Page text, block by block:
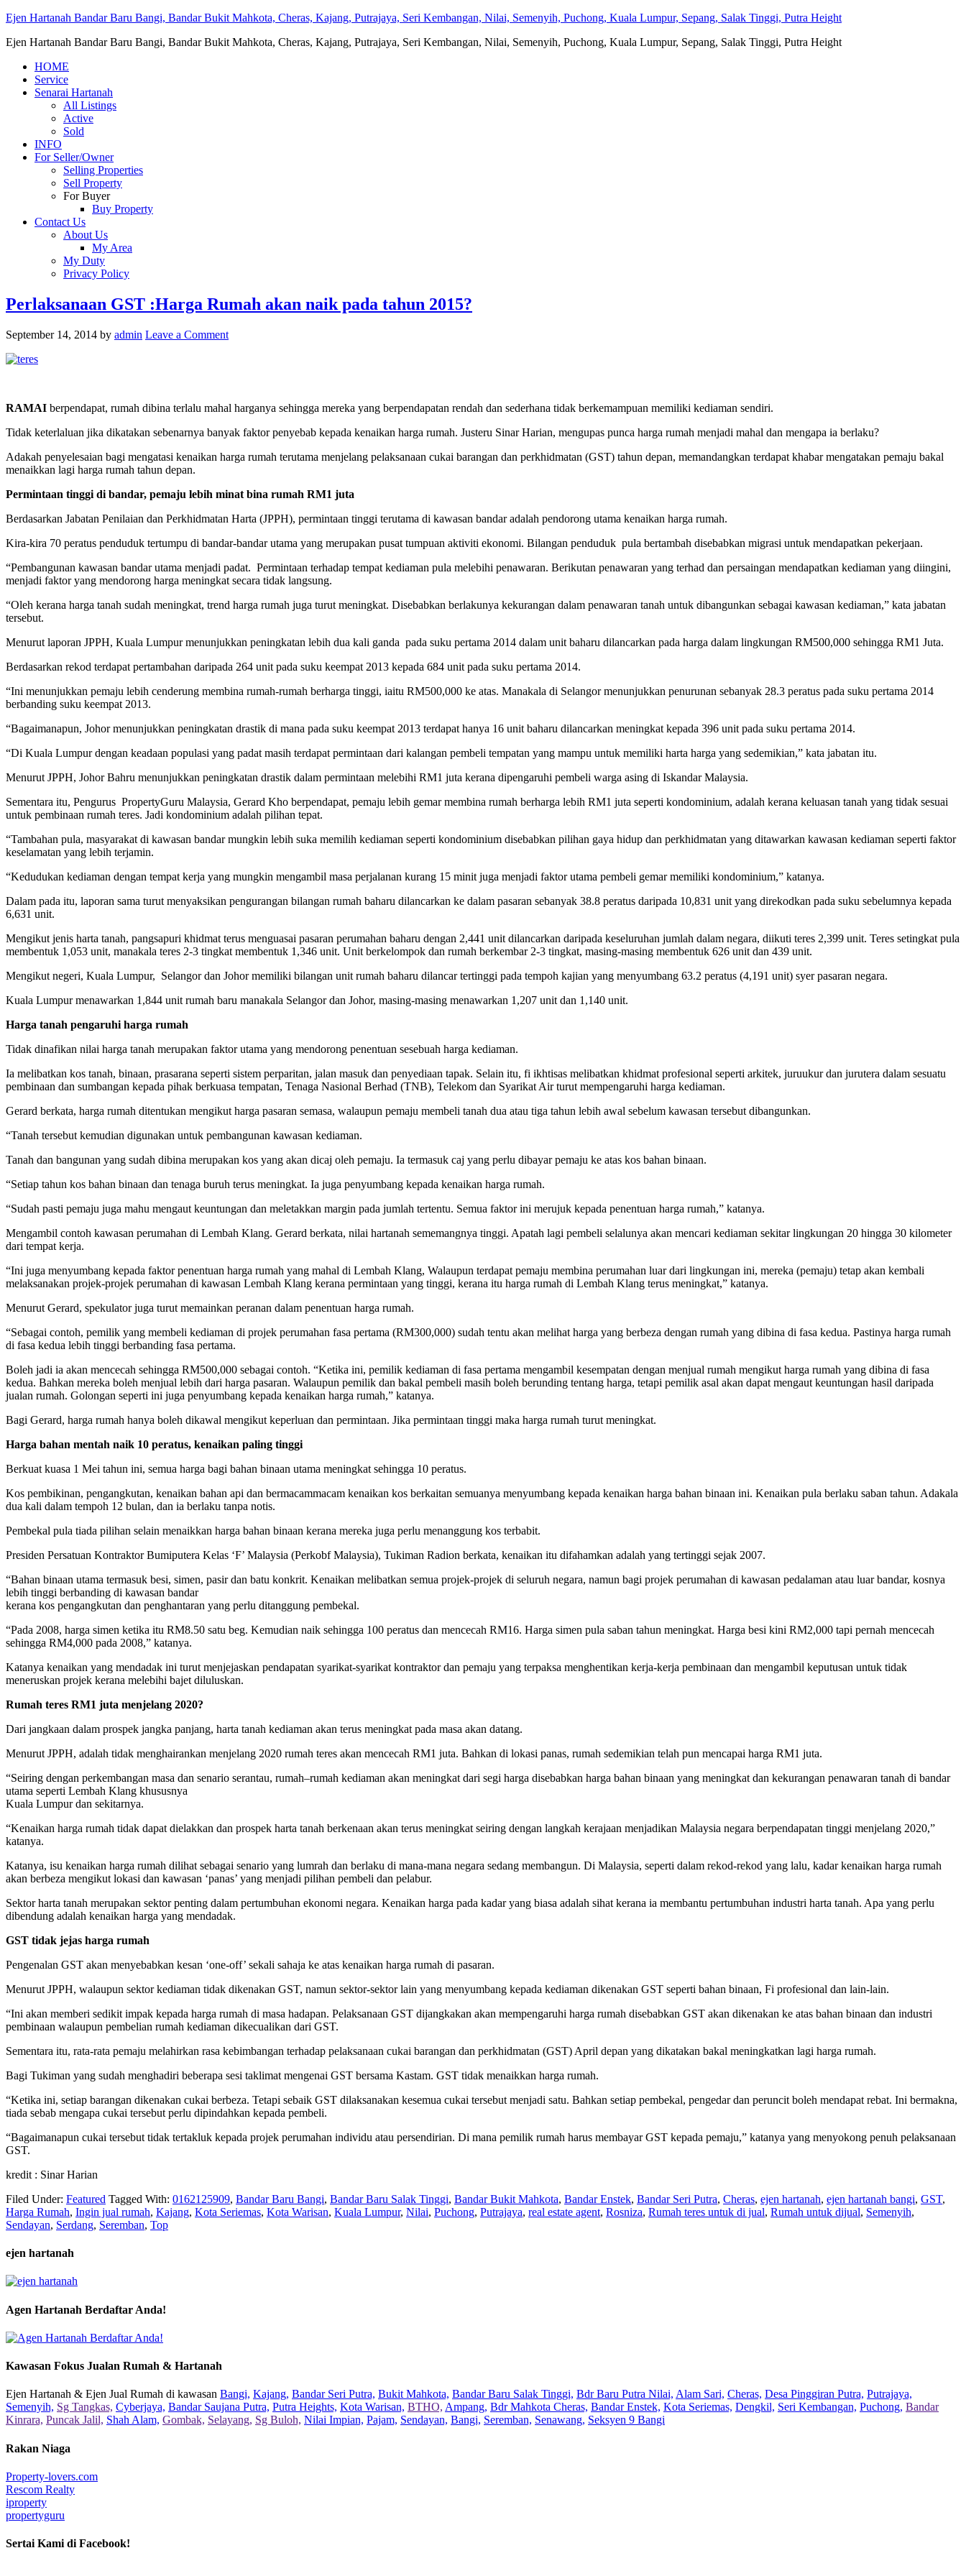
Ejen Hartanah Bandar Baru Bangi, Bandar Bukit Mahkota, Cheras, Kajang, Putrajaya, Seri Kembangan, Nilai, Semenyih, Puchong, Kuala Lumpur, Sepang, Salak Tinggi, Putra Height
Ejen Hartanah Bandar Baru Bangi, Bandar Bukit Mahkota, Cheras, Kajang, Putrajaya, Seri Kembangan, Nilai, Semenyih, Puchong, Kuala Lumpur, Sepang, Salak Tinggi, Putra Height
HOME
Service
Senarai Hartanah
All Listings
Active
Sold
INFO
For Seller/Owner
Selling Properties
Sell Property
For Buyer
Buy Property
Contact Us
About Us
My Area
My Duty
Privacy Policy
Perlaksanaan GST :Harga Rumah akan naik pada tahun 2015?
September 14, 2014 by admin Leave a Comment
RAMAI berpendapat, rumah dibina terlalu mahal harganya sehingga mereka yang berpendapatan rendah dan sederhana tidak berkemampuan memiliki kediaman sendiri.
Tidak keterlaluan jika dikatakan sebenarnya banyak faktor penyebab kepada kenaikan harga rumah. Justeru Sinar Harian, mengupas punca harga rumah menjadi mahal dan mengapa ia berlaku?
Adakah penyelesaian bagi mengatasi kenaikan harga rumah terutama menjelang pelaksanaan cukai barangan dan perkhidmatan (GST) tahun depan, memandangkan terdapat khabar mengatakan pemaju bakal
menaikkan lagi harga rumah tahun depan.
Permintaan tinggi di bandar, pemaju lebih minat bina rumah RM1 juta
Berdasarkan Jabatan Penilaian dan Perkhidmatan Harta (JPPH), permintaan tinggi terutama di kawasan bandar adalah pendorong utama kenaikan harga rumah.
Kira-kira 70 peratus penduduk tertumpu di bandar-bandar utama yang merupakan pusat tumpuan aktiviti ekonomi. Bilangan penduduk pula bertambah disebabkan migrasi untuk mendapatkan pekerjaan.
“Pembangunan kawasan bandar utama menjadi padat. Permintaan terhadap tempat kediaman pula melebihi penawaran. Berikutan penawaran yang terhad dan persaingan mendapatkan kediaman yang diingini,
menjadi faktor yang mendorong harga meningkat secara tidak langsung.
“Oleh kerana harga tanah sudah meningkat, trend harga rumah juga turut meningkat. Disebabkan berlakunya kekurangan dalam penawaran tanah untuk dibangunkan sebagai kawasan kediaman,” kata jabatan
tersebut.
Menurut laporan JPPH, Kuala Lumpur menunjukkan peningkatan lebih dua kali ganda pada suku pertama 2014 dalam unit baharu dilancarkan pada harga dalam lingkungan RM500,000 sehingga RM1 Juta.
Berdasarkan rekod terdapat pertambahan daripada 264 unit pada suku keempat 2013 kepada 684 unit pada suku pertama 2014.
“Ini menunjukkan pemaju lebih cenderung membina rumah-rumah berharga tinggi, iaitu RM500,000 ke atas. Manakala di Selangor menunjukkan penurunan sebanyak 28.3 peratus pada suku pertama 2014
berbanding suku keempat 2013.
“Bagaimanapun, Johor menunjukkan peningkatan drastik di mana pada suku keempat 2013 terdapat hanya 16 unit baharu dilancarkan meningkat kepada 396 unit pada suku pertama 2014.
“Di Kuala Lumpur dengan keadaan populasi yang padat masih terdapat permintaan dari kalangan pembeli tempatan yang mampu untuk memiliki harta harga yang sedemikian,” kata jabatan itu.
Menurut JPPH, Johor Bahru menunjukkan peningkatan drastik dalam permintaan melebihi RM1 juta kerana dipengaruhi pembeli warga asing di Iskandar Malaysia.
Sementara itu, Pengurus PropertyGuru Malaysia, Gerard Kho berpendapat, pemaju lebih gemar membina rumah berharga lebih RM1 juta seperti kondominium, adalah kerana keluasan tanah yang tidak sesuai
untuk pembinaan rumah teres. Jadi kondominium adalah pilihan tepat.
“Tambahan pula, masyarakat di kawasan bandar mungkin lebih suka memilih kediaman seperti kondominium disebabkan pilihan gaya hidup dan perkhidmatan yang ditawarkan kawasan kediaman seperti faktor
keselamatan yang lebih terjamin.
“Kedudukan kediaman dengan tempat kerja yang mungkin mengambil masa perjalanan kurang 15 minit juga menjadi faktor utama pembeli gemar memiliki kondominium,” katanya.
Dalam pada itu, laporan sama turut menyaksikan pengurangan bilangan rumah baharu dilancarkan ke dalam pasaran sebanyak 38.8 peratus daripada 10,831 unit yang direkodkan pada suku sebelumnya kepada
6,631 unit.
Mengikut jenis harta tanah, pangsapuri khidmat terus menguasai pasaran perumahan baharu dengan 2,441 unit dilancarkan daripada keseluruhan jumlah dalam negara, diikuti teres 2,399 unit. Teres setingkat pula
membentuk 1,053 unit, manakala teres 2-3 tingkat membentuk 1,346 unit. Unit berkelompok dan rumah berkembar 2-3 tingkat, masing-masing membentuk 626 unit dan 439 unit.
Mengikut negeri, Kuala Lumpur, Selangor dan Johor memiliki bilangan unit rumah baharu dilancar tertinggi pada tempoh kajian yang menyumbang 63.2 peratus (4,191 unit) syer pasaran negara.
Kuala Lumpur menawarkan 1,844 unit rumah baru manakala Selangor dan Johor, masing-masing menawarkan 1,207 unit dan 1,140 unit.
Harga tanah pengaruhi harga rumah
Tidak dinafikan nilai harga tanah merupakan faktor utama yang mendorong penentuan sesebuah harga kediaman.
Ia melibatkan kos tanah, binaan, prasarana seperti sistem perparitan, jalan masuk dan penyediaan tapak. Selain itu, fi ikhtisas melibatkan khidmat profesional seperti arkitek, juruukur dan jurutera dalam sesuatu
pembinaan dan sumbangan kepada pihak berkuasa tempatan, Tenaga Nasional Berhad (TNB), Telekom dan Syarikat Air turut mempengaruhi harga kediaman.
Gerard berkata, harga rumah ditentukan mengikut harga pasaran semasa, walaupun pemaju membeli tanah dua atau tiga tahun lebih awal sebelum kawasan tersebut dibangunkan.
“Tanah tersebut kemudian digunakan untuk pembangunan kawasan kediaman.
Tanah dan bangunan yang sudah dibina merupakan kos yang akan dicaj oleh pemaju. Ia termasuk caj yang perlu dibayar pemaju ke atas kos bahan binaan.
“Setiap tahun kos bahan binaan dan tenaga buruh terus meningkat. Ia juga penyumbang kepada kenaikan harga rumah.
“Sudah pasti pemaju juga mahu mengaut keuntungan dan meletakkan margin pada jumlah tertentu. Semua faktor ini merujuk kepada penentuan harga rumah,” katanya.
Mengambil contoh kawasan perumahan di Lembah Klang. Gerard berkata, nilai hartanah sememangnya tinggi. Apatah lagi pembeli selalunya akan mencari kediaman sekitar lingkungan 20 hingga 30 kilometer
dari tempat kerja.
“Ini juga menyumbang kepada faktor penentuan harga rumah yang mahal di Lembah Klang, Walaupun terdapat pemaju membina perumahan luar dari lingkungan ini, mereka (pemaju) tetap akan kembali
melaksanakan projek-projek perumahan di kawasan Lembah Klang kerana permintaan yang tinggi, kerana itu harga rumah di Lembah Klang terus meningkat,” katanya.
Menurut Gerard, spekulator juga turut memainkan peranan dalam penentuan harga rumah.
“Sebagai contoh, pemilik yang membeli kediaman di projek perumahan fasa pertama (RM300,000) sudah tentu akan melihat harga yang berbeza dengan rumah yang dibina di fasa kedua. Pastinya harga rumah
di fasa kedua lebih tinggi berbanding fasa pertama.
Boleh jadi ia akan mencecah sehingga RM500,000 sebagai contoh. “Ketika ini, pemilik kediaman di fasa pertama mengambil kesempatan dengan menjual rumah mengikut harga rumah yang dibina di fasa
kedua. Bahkan mereka boleh menjual lebih dari harga pasaran. Walaupun pemilik dan bakal pembeli masih boleh berunding tentang harga, tetapi pemilik asal akan dapat mengaut keuntungan hasil daripada
jualan rumah. Golongan seperti ini juga penyumbang kepada kenaikan harga rumah,” katanya.
Bagi Gerard, harga rumah hanya boleh dikawal mengikut keperluan dan permintaan. Jika permintaan tinggi maka harga rumah turut meningkat.
Harga bahan mentah naik 10 peratus, kenaikan paling tinggi
Berkuat kuasa 1 Mei tahun ini, semua harga bagi bahan binaan utama meningkat sehingga 10 peratus.
Kos pembikinan, pengangkutan, kenaikan bahan api dan bermacammacam kenaikan kos berkaitan semuanya menyumbang kepada kenaikan harga bahan binaan ini. Kenaikan pula berlaku saban tahun. Adakala
dua kali dalam tempoh 12 bulan, dan ia berlaku tanpa notis.
Pembekal pula tiada pilihan selain menaikkan harga bahan binaan kerana mereka juga perlu menanggung kos terbabit.
Presiden Persatuan Kontraktor Bumiputera Kelas ‘F’ Malaysia (Perkobf Malaysia), Tukiman Radion berkata, kenaikan itu difahamkan adalah yang tertinggi sejak 2007.
“Bahan binaan utama termasuk besi, simen, pasir dan batu konkrit. Kenaikan melibatkan semua projek-projek di seluruh negara, namun bagi projek perumahan di kawasan pedalaman atau luar bandar, kosnya
lebih tinggi berbanding di kawasan bandar
kerana kos pengangkutan dan penghantaran yang perlu ditanggung pembekal.
“Pada 2008, harga simen ketika itu RM8.50 satu beg. Kemudian naik sehingga 100 peratus dan mencecah RM16. Harga simen pula saban tahun meningkat. Harga besi kini RM2,000 tapi pernah mencecah
sehingga RM4,000 pada 2008,” katanya.
Katanya kenaikan yang mendadak ini turut menjejaskan pendapatan syarikat-syarikat kontraktor dan pemaju yang terpaksa menghentikan kerja-kerja pembinaan dan mengambil keputusan untuk tidak
meneruskan projek kerana melebihi bajet diluluskan.
Rumah teres RM1 juta menjelang 2020?
Dari jangkaan dalam prospek jangka panjang, harta tanah kediaman akan terus meningkat pada masa akan datang.
Menurut JPPH, adalah tidak menghairankan menjelang 2020 rumah teres akan mencecah RM1 juta. Bahkan di lokasi panas, rumah sedemikian telah pun mencapai harga RM1 juta.
“Seiring dengan perkembangan masa dan senario serantau, rumah–rumah kediaman akan meningkat dari segi harga disebabkan harga bahan binaan yang meningkat dan kekurangan penawaran tanah di bandar
utama seperti Lembah Klang khususnya
Kuala Lumpur dan sekitarnya.
“Kenaikan harga rumah tidak dapat dielakkan dan prospek harta tanah berkenaan akan terus meningkat seiring dengan langkah kerajaan menjadikan Malaysia negara berpendapatan tinggi menjelang 2020,”
katanya.
Katanya, isu kenaikan harga rumah dilihat sebagai senario yang lumrah dan berlaku di mana-mana negara sedang membangun. Di Malaysia, seperti dalam rekod-rekod yang lalu, kadar kenaikan harga rumah
akan berbeza mengikut lokasi dan kawasan ‘panas’ yang menjadi pilihan pembeli dan pelabur.
Sektor harta tanah merupakan sektor penting dalam pertumbuhan ekonomi negara. Kenaikan harga pada kadar yang biasa adalah sihat kerana ia membantu pertumbuhan industri harta tanah. Apa yang perlu
dibendung adalah kenaikan harga yang mendadak.
GST tidak jejas harga rumah
Pengenalan GST akan menyebabkan kesan ‘one-off’ sekali sahaja ke atas kenaikan harga rumah di pasaran.
Menurut JPPH, walaupun sektor kediaman tidak dikenakan GST, namun sektor-sektor lain yang menyumbang kepada kediaman dikenakan GST seperti bahan binaan, Fi profesional dan lain-lain.
“Ini akan memberi sedikit impak kepada harga rumah di masa hadapan. Pelaksanaan GST dijangkakan akan mempengaruhi harga rumah disebabkan GST akan dikenakan ke atas bahan binaan dan industri
pembinaan walaupun pembelian rumah kediaman dikecualikan dari GST.
Sementara itu, rata-rata pemaju melahirkan rasa kebimbangan terhadap pelaksanaan cukai barangan dan perkhidmatan (GST) April depan yang dikatakan bakal meningkatkan lagi harga rumah.
Bagi Tukiman yang sudah menghadiri beberapa sesi taklimat mengenai GST bersama Kastam. GST tidak menaikkan harga rumah.
“Ketika ini, setiap barangan dikenakan cukai berbeza. Tetapi sebaik GST dilaksanakan kesemua cukai tersebut menjadi satu. Bahkan setiap pembekal, pengedar dan peruncit boleh mendapat rebat. Ini bermakna,
tiada sebab mengapa cukai tersebut perlu dipindahkan kepada pembeli.
“Bagaimanapun cukai tersebut tidak tertakluk kepada projek perumahan individu atau persendirian. Di mana pemilik rumah harus membayar GST kepada pemaju,” katanya yang menyokong penuh pelaksanaan
GST.
kredit : Sinar Harian
Filed Under: Featured Tagged With: 0162125909, Bandar Baru Bangi, Bandar Baru Salak Tinggi, Bandar Bukit Mahkota, Bandar Enstek, Bandar Seri Putra, Cheras, ejen hartanah, ejen hartanah bangi, GST,
Harga Rumah, Ingin jual rumah, Kajang, Kota Seriemas, Kota Warisan, Kuala Lumpur, Nilai, Puchong, Putrajaya, real estate agent, Rosniza, Rumah teres untuk di jual, Rumah untuk dijual, Semenyih,
Sendayan, Serdang, Seremban, Top
ejen hartanah
Agen Hartanah Berdaftar Anda!
Kawasan Fokus Jualan Rumah & Hartanah
Ejen Hartanah & Ejen Jual Rumah di kawasan Bangi, Kajang, Bandar Seri Putra, Bukit Mahkota, Bandar Baru Salak Tinggi, Bdr Baru Putra Nilai, Alam Sari, Cheras, Desa Pinggiran Putra, Putrajaya,
Semenyih, Sg Tangkas, Cyberjaya, Bandar Saujana Putra, Putra Heights, Kota Warisan, BTHO, Ampang, Bdr Mahkota Cheras, Bandar Enstek, Kota Seriemas, Dengkil, Seri Kembangan, Puchong, Bandar
Kinrara, Puncak Jalil, Shah Alam, Gombak, Selayang, Sg Buloh, Nilai Impian, Pajam, Sendayan, Bangi, Seremban, Senawang, Seksyen 9 Bangi
Rakan Niaga
Property-lovers.com
Rescom Realty
iproperty
propertyguru
Sertai Kami di Facebook!